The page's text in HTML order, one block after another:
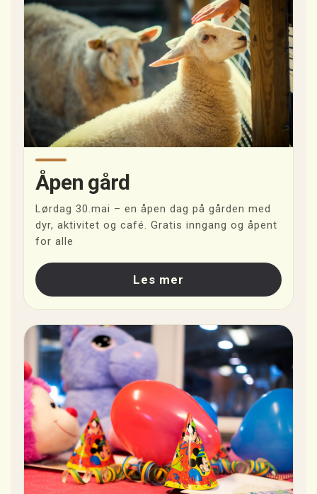
Åpen gård
Lørdag 30.mai – en åpen dag på gården med
dyr, aktivitet og café. Gratis inngang og åpent
for alle
Les mer